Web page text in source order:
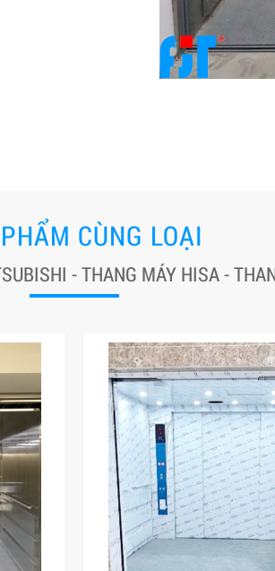
CÙNG LOẠI
- THANG MÁY HISA -